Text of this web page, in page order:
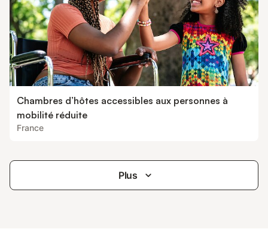
Chambres d’hôtes accessibles aux personnes à
mobilité réduite
France
Plus